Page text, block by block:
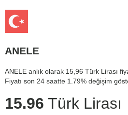
ANELE
ANELE anlık olarak 15,96 Türk Lirası
Fiyatı son 24 saatte 1.79% değişim
15.96 Türk Lirası